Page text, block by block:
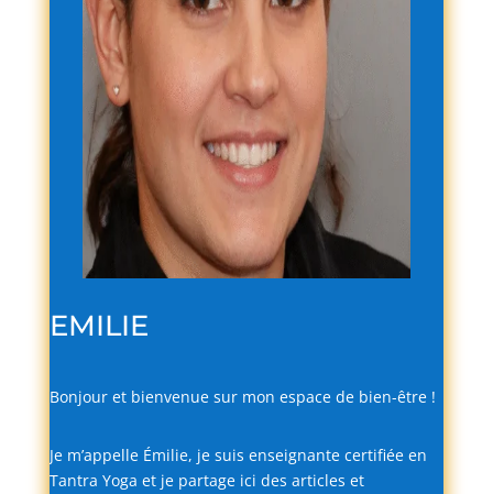
EMILIE
Bonjour et bienvenue sur mon espace de bien-être !
Je m’appelle Émilie, je suis enseignante certifiée en
Tantra Yoga et je partage ici des articles et